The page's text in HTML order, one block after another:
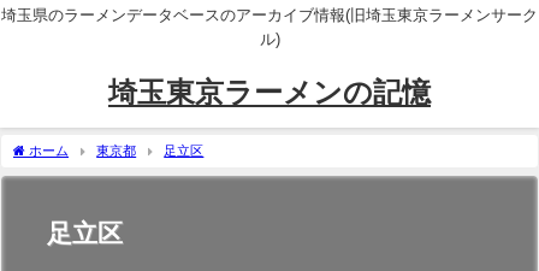
埼玉県のラーメンデータベースのアーカイブ情報(旧埼玉東京ラーメンサーク
ル)
埼玉東京ラーメンの記憶
ホーム 東京都 足立区
足立区